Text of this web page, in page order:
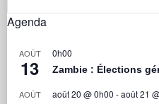
Agenda
AOÛT
13
0h00
Zambie : Élections
AOÛT août 20 @ 0h00 -août 21